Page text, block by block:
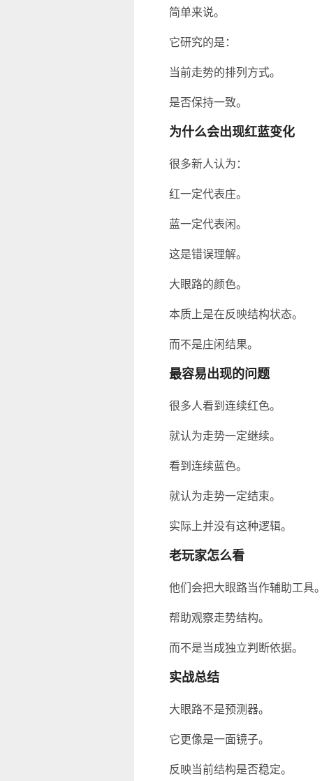
简单来说。
它研究的是：
当前走势的排列方式。
是否保持一致。
为什么会出现红蓝变化
很多新人认为：
红一定代表庄。
蓝一定代表闲。
这是错误理解。
大眼路的颜色。
本质上是在反映结构状态。
而不是庄闲结果。
最容易出现的问题
很多人看到连续红色。
就认为走势一定继续。
看到连续蓝色。
就认为走势一定结束。
实际上并没有这种逻辑。
老玩家怎么看
他们会把大眼路当作辅助工具。
帮助观察走势结构。
而不是当成独立判断依据。
实战总结
大眼路不是预测器。
它更像是一面镜子。
反映当前结构是否稳定。